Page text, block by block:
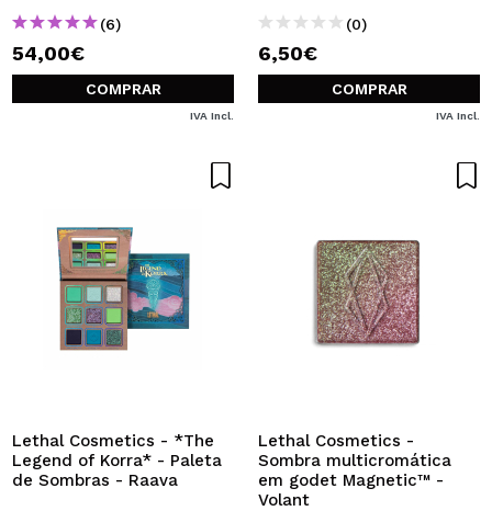
CRIAR CONTA
(6)
54,00€
COMPRAR
IVA Incl.
(0)
6,50€
COMPRAR
IVA Incl.
Lethal Cosmetics - *The
Legend of Korra* - Paleta
de Sombras - Raava
Lethal Cosmetics -
Sombra multicromática
em godet Magnetic™ -
Volant